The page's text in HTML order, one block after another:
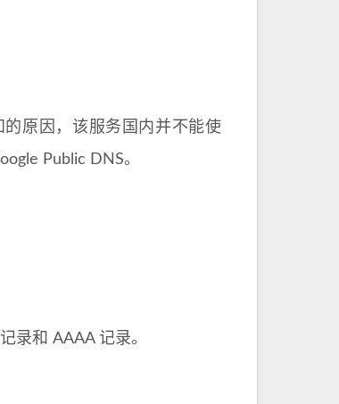
原因，该服务国内并不能使
Public DNS。
和 AAAA 记录。